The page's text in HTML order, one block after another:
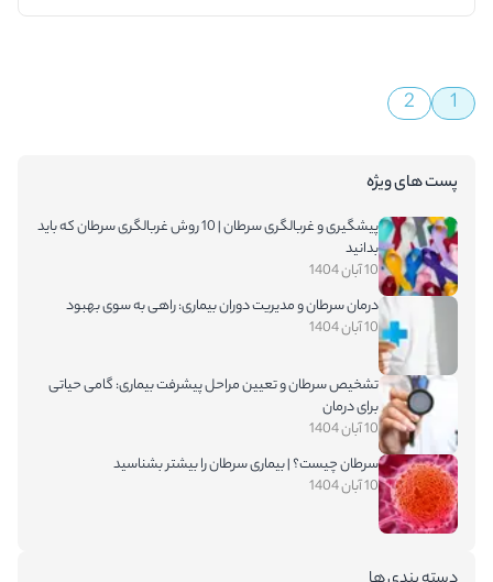
پست های ویژه
پیشگیری و غربالگری سرطان | 10 روش غربالگری سرطان که باید
بدانید
10 آبان 1404
درمان سرطان و مدیریت دوران بیماری: راهی به سوی بهبود
10 آبان 1404
تشخیص سرطان و تعیین مراحل پیشرفت بیماری: گامی حیاتی
برای درمان
10 آبان 1404
سرطان چیست؟ | بیماری سرطان را بیشتر بشناسید
10 آبان 1404
1
2